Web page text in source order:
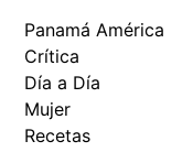
Panamá América
Crítica
Día a Día
Mujer
Recetas